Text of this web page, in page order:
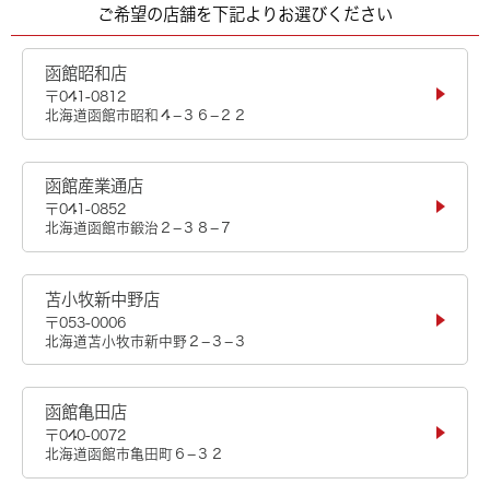
ご希望の店舗を下記よりお選びください
函館昭和店
〒041-0812
北海道函館市昭和４−３６−２２
函館産業通店
〒041-0852
北海道函館市鍛治２−３８−７
苫小牧新中野店
〒053-0006
北海道苫小牧市新中野２−３−３
函館亀田店
〒040-0072
北海道函館市亀田町６−３２